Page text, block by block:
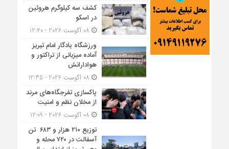
کشف سه کیلوگرم هروئین
در اسکو
ورزشگاه یادگار امام تبریز
آماده میزبانی از تراکتور و
هوادارانش
پاکسازی تفرجگاه‌های مرند
از مخلان نظم و امنیت
توزیع ۲۱۰ هزار و ۶۸۳ تن
آسفالت در ۷۲۰ محله و